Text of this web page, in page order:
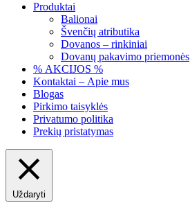
Produktai
Balionai
Švenčių atributika
Dovanos – rinkiniai
Dovanų pakavimo priemonės
% AKCIJOS %
Kontaktai – Apie mus
Blogas
Pirkimo taisyklės
Privatumo politika
Prekių pristatymas
Uždaryti